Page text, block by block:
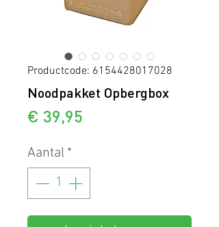
Productcode: 6154428017028
Noodpakket Opbergbox
€ 39,95
Aantal *